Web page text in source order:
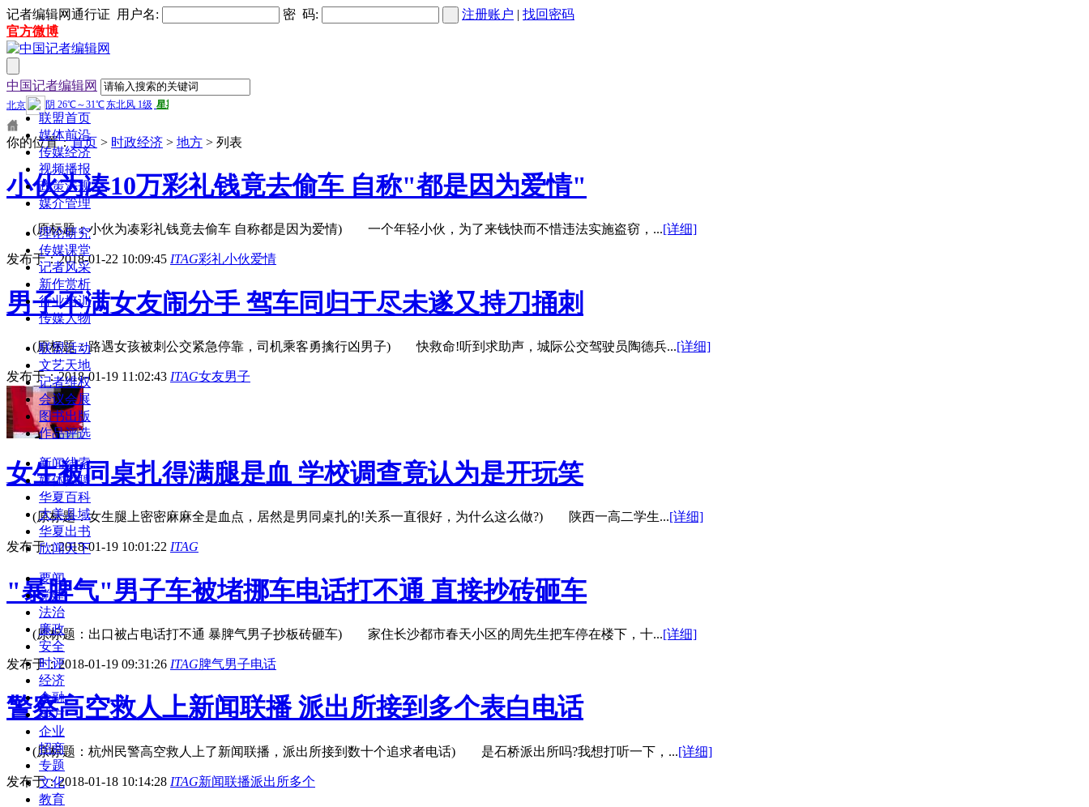
记者编辑网通行证 用户名: 密 码: 注册账户 | 找回密码
官方微博
中国记者编辑网
联盟首页
媒体前沿
传媒经济
视频播报
政策法规
媒介管理
理论研究
传媒课堂
记者风采
新作赏析
行业培训
传媒人物
联盟活动
文艺天地
记者维权
会议会展
图书出版
作品评选
新闻线索
媒体招聘
华夏百科
大美县域
华夏出书
欣闻天下
要闻
党建
法治
廉政
安全
时评
经济
金融
地方
企业
招商
专题
文化
教育
你的位置：首页 > 时政经济 > 地方 > 列表
小伙为凑10万彩礼钱竟去偷车 自称"都是因为爱情"
(原标题：小伙为凑彩礼钱竟去偷车 自称都是因为爱情) 一个年轻小伙，为了来钱快而不惜违法实施盗窃，...[详细]
发布于：2018-01-22 10:09:45 ITAG彩礼小伙爱情
男子不满女友闹分手 驾车同归于尽未遂又持刀捅刺
(原标题：路遇女孩被刺公交紧急停靠，司机乘客勇擒行凶男子) 快救命!听到求助声，城际公交驾驶员陶德兵...[详细]
发布于：2018-01-19 11:02:43 ITAG女友男子
女生被同桌扎得满腿是血 学校调查竟认为是开玩笑
(原标题：女生腿上密密麻麻全是血点，居然是男同桌扎的!关系一直很好，为什么这么做?) 陕西一高二学生...[详细]
发布于：2018-01-19 10:01:22 ITAG
"暴脾气"男子车被堵挪车电话打不通 直接抄砖砸车
(原标题：出口被占电话打不通 暴脾气男子抄板砖砸车) 家住长沙都市春天小区的周先生把车停在楼下，十...[详细]
发布于：2018-01-19 09:31:26 ITAG脾气男子电话
警察高空救人上新闻联播 派出所接到多个表白电话
(原标题：杭州民警高空救人上了新闻联播，派出所接到数十个追求者电话) 是石桥派出所吗?我想打听一下，...[详细]
发布于：2018-01-18 10:14:28 ITAG新闻联播派出所多个